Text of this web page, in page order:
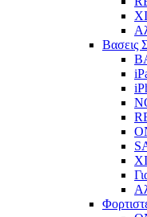
Βασεις